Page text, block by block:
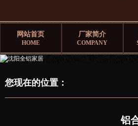
网站首页
HOME
厂家简介
COMPANY
您现在的位置：
铝